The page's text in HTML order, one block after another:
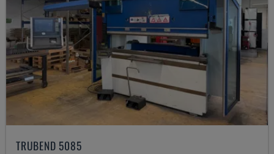
TRUBEND 5085